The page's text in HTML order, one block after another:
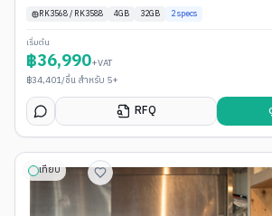
RK3568 / RK3588 4GB 32GB 2specs
เริ่มต้น
฿36,990+VAT
฿34,401/ชิ้น สำหรับ 5+
RFQ
เทียบ